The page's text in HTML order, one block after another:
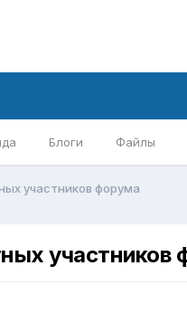
Блоги Файлы
участников форума
участников